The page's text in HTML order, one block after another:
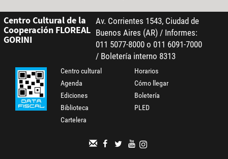
Centro Cultural de la
Cooperación FLOREAL
GORINI
Av. Corrientes 1543, Ciudad de
Buenos Aires (AR) / Informes:
011 5077-8000 o 011 6091-7000
/ Boletería interno 8313
Centro cultural
Agenda
Ediciones
Biblioteca
Cartelera
Horarios
Cómo llegar
Boletería
PLED